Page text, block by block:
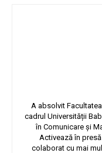
A absolvit
cadrul Universității
în Comunicare și
Activează în
colaborat cu mai